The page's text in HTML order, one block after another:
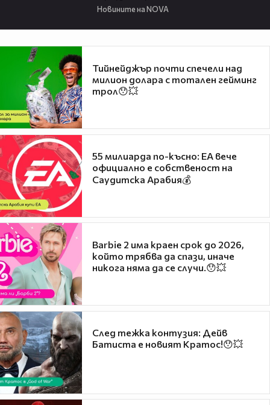
Новините на NOVA
Тийнейджър почти спечели над
милион долара с тотален гейминг
трол😯💥
55 милиарда по-късно: EA вече
официално е собственост на
Саудитска Арабия💰
Barbie 2 има краен срок до 2026,
който трябва да спази, иначе
никога няма да се случи.😯💥
След тежка контузия: Дейв
Батиста е новият Кратос!😯💥